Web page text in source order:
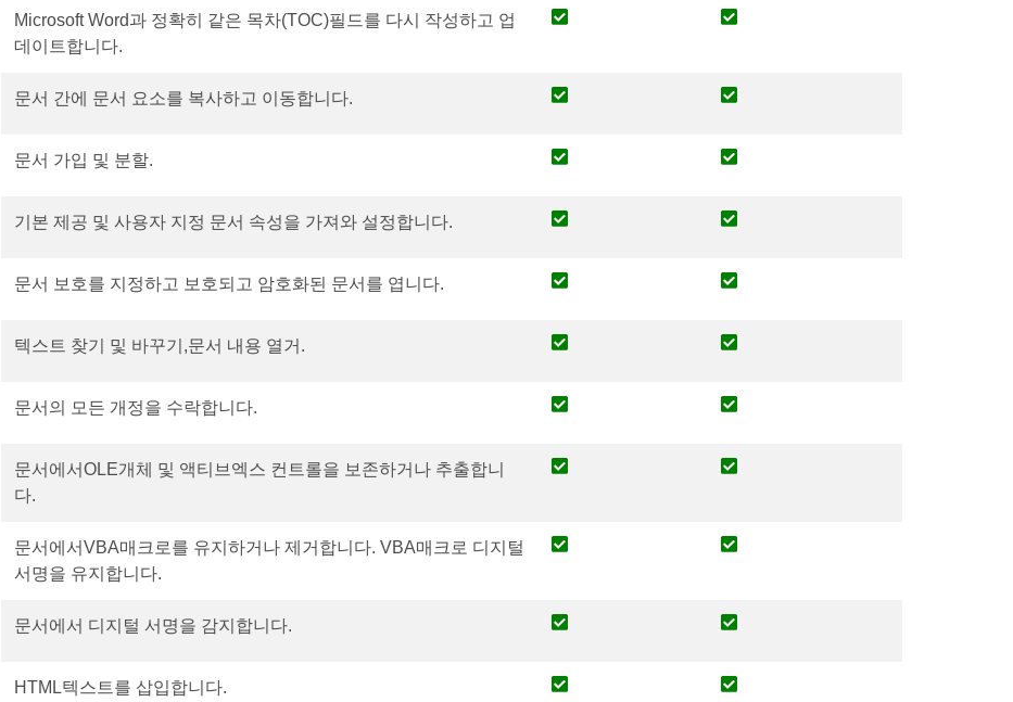
Microsoft Word과 정확히 같은 목차(TOC)필드를 다시 작성하고 업
데이트합니다.
문서 간에 문서 요소를 복사하고 이동합니다.
문서 가입 및 분할.
기본 제공 및 사용자 지정 문서 속성을 가져와 설정합니다.
문서 보호를 지정하고 보호되고 암호화된 문서를 엽니다.
텍스트 찾기 및 바꾸기,문서 내용 열거.
문서의 모든 개정을 수락합니다.
문서에서OLE개체 및 액티브엑스 컨트롤을 보존하거나 추출합니
다.
문서에서VBA매크로를 유지하거나 제거합니다. VBA매크로 디지털
서명을 유지합니다.
문서에서 디지털 서명을 감지합니다.
HTML텍스트를 삽입합니다.